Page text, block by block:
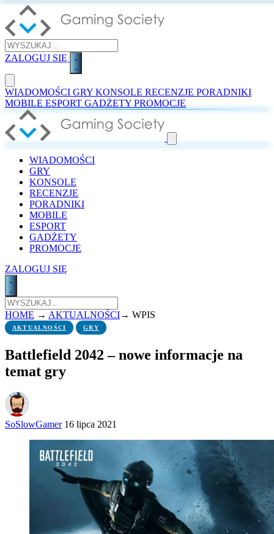
ZALOGUJ SIĘ
WIADOMOŚCI GRY KONSOLE RECENZJE PORADNIKI
MOBILE ESPORT GADŻETY PROMOCJE
WIADOMOŚCI
GRY
KONSOLE
RECENZJE
PORADNIKI
MOBILE
ESPORT
GADŻETY
PROMOCJE
ZALOGUJ SIĘ
HOME → AKTUALNOŚCI→ WPIS
AKTUALNOŚCI GRY
Battlefield 2042 – nowe informacje na
temat gry
SoSlowGamer 16 lipca 2021